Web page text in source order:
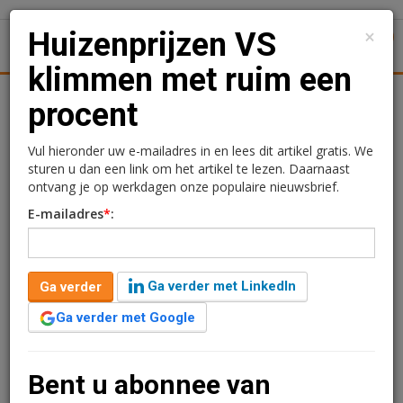
Huizenprijzen VS
klimmen met ruim een
procent
30 juli 2013 om 15:05 1 minuut leestijd
De huizenprijzen in 20 grote Amerikaanse steden zijn in mei met
1,1% gestegen in vergelijking met een maand eerder. Dat blijkt
×
Huizenprijzen VS
klimmen met ruim een
procent
Vul hieronder uw e-mailadres in en lees dit artikel gratis. We
sturen u dan een link om het artikel te lezen. Daarnaast
ontvang je op werkdagen onze populaire nieuwsbrief.
E-mailadres*:
Ga verder
Ga verder met LinkedIn
Ga verder met Google
Bent u abonnee van